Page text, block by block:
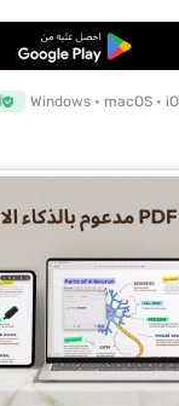
تنزيل مجاني
Windows • macOS •